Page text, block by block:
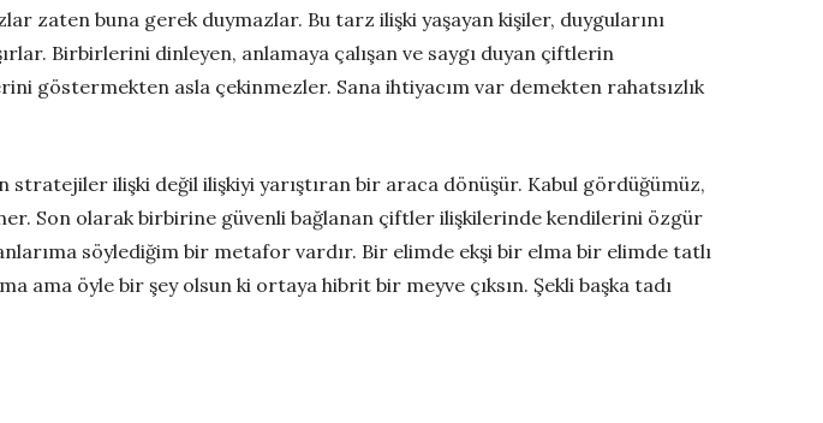
zaten buna gerek duymazlar. Bu tarz ilişki yaşayan kişiler, duygularını
Birbirlerini dinleyen, anlamaya çalışan ve saygı duyan çiftlerin
göstermekten asla çekinmezler. Sana ihtiyacım var demekten rahatsızlık
stratejiler ilişki değil ilişkiyi yarıştıran bir araca dönüşür. Kabul gördüğümüz,
Son olarak birbirine güvenli bağlanan çiftler ilişkilerinde kendilerini özgür
söylediğim bir metafor vardır. Bir elimde ekşi bir elma bir elimde tatlı
ama öyle bir şey olsun ki ortaya hibrit bir meyve çıksın. Şekli başka tadı